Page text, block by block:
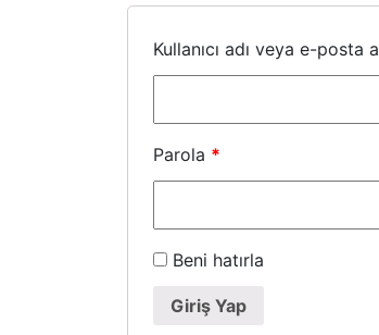
Kullanıcı adı veya e-posta
Parola *
Beni hatırla
Giriş Yap